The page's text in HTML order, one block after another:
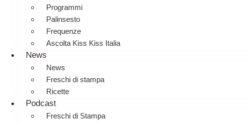
Programmi
Palinsesto
Frequenze
Ascolta Kiss Kiss Italia
News
News
Freschi di stampa
Ricette
Podcast
Freschi di Stampa